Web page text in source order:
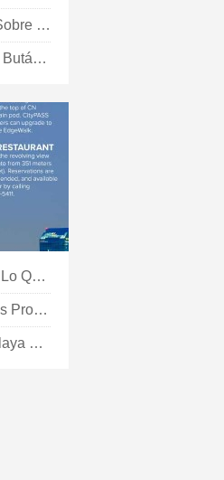
13 Cosas Que No Sabías Sobre Greater Palm Springs
Cómo Reservar Un Viaje A Bután:todo Lo Que Necesita Saber
Resorts Todo Incluido:todo Lo Que No Sabías Preguntar
Los 60 Bocados Que Debes Probar En Myrtle Beach, Carolina Del Sur
Los Mejores Pueblos De Playa Del Sur De Bahía